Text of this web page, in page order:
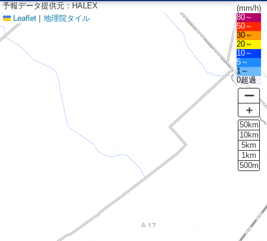
Leaflet | 地理院タイル
(mm/h)
80～
50～
30～
20～
10～
5～
1～
0超過
ー
＋
50km
10km
5km
1km
500m
予報データ提供元：HALEX